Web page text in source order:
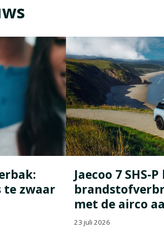
te zwaar
Jaecoo 7 SHS-
met de airco
23 juli 2026